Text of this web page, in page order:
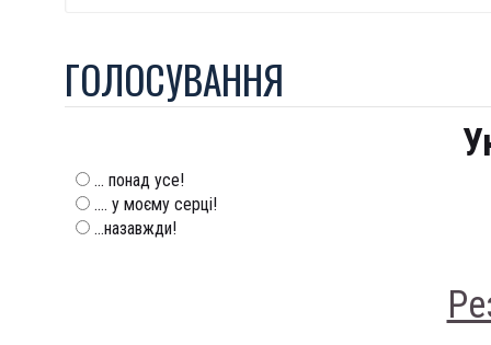
ГОЛОСУВАННЯ
... понад усе!
.... у моєму серці!
...назавжди!